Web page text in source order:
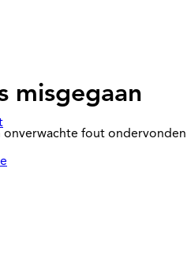
misgegaan
onverwachte fout